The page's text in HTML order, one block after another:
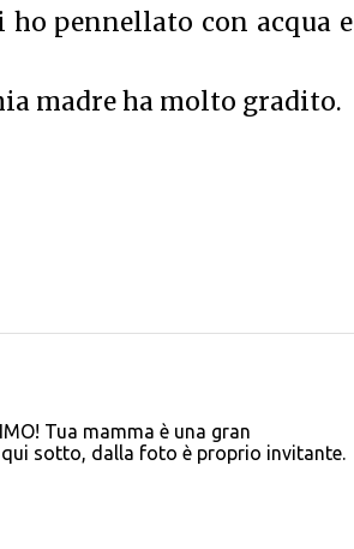
pennellato con acqua e
madre ha molto gradito.
Tua mamma è una gran
qui sotto, dalla foto è proprio invitante.